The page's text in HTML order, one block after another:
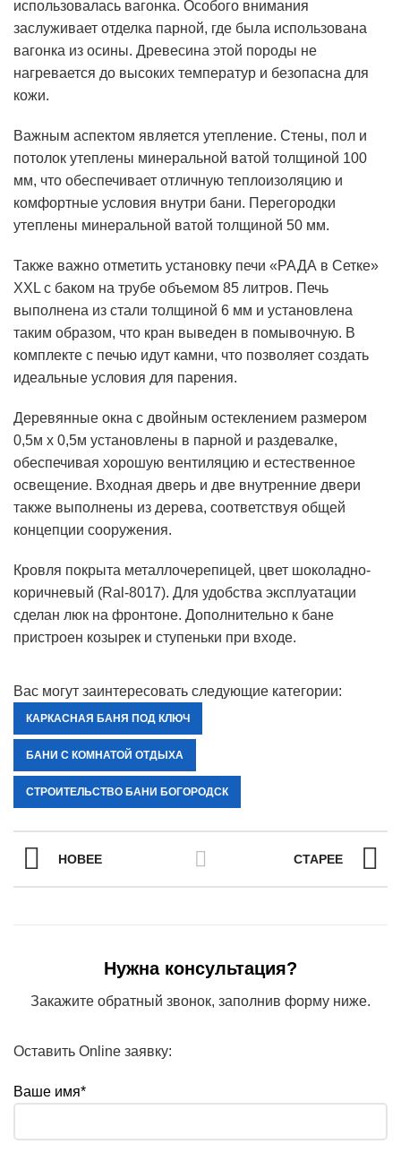
использовалась вагонка. Особого внимания
заслуживает отделка парной, где была использована
вагонка из осины. Древесина этой породы не
нагревается до высоких температур и безопасна для
кожи.
Важным аспектом является утепление. Стены, пол и
потолок утеплены минеральной ватой толщиной 100
мм, что обеспечивает отличную теплоизоляцию и
комфортные условия внутри бани. Перегородки
утеплены минеральной ватой толщиной 50 мм.
Также важно отметить установку печи «РАДА в Сетке»
XXL с баком на трубе объемом 85 литров. Печь
выполнена из стали толщиной 6 мм и установлена
таким образом, что кран выведен в помывочную. В
комплекте с печью идут камни, что позволяет создать
идеальные условия для парения.
Деревянные окна с двойным остеклением размером
0,5м х 0,5м установлены в парной и раздевалке,
обеспечивая хорошую вентиляцию и естественное
освещение. Входная дверь и две внутренние двери
также выполнены из дерева, соответствуя общей
концепции сооружения.
Кровля покрыта металлочерепицей, цвет шоколадно-
коричневый (Ral-8017). Для удобства эксплуатации
сделан люк на фронтоне. Дополнительно к бане
пристроен козырек и ступеньки при входе.
Вас могут заинтересовать следующие категории:
КАРКАСНАЯ БАНЯ ПОД КЛЮЧ
БАНИ С КОМНАТОЙ ОТДЫХА
СТРОИТЕЛЬСТВО БАНИ БОГОРОДСК
НОВЕЕ СТАРЕЕ
Нужна консультация?
Закажите обратный звонок, заполнив форму ниже.
Оставить Online заявку:
Ваше имя*